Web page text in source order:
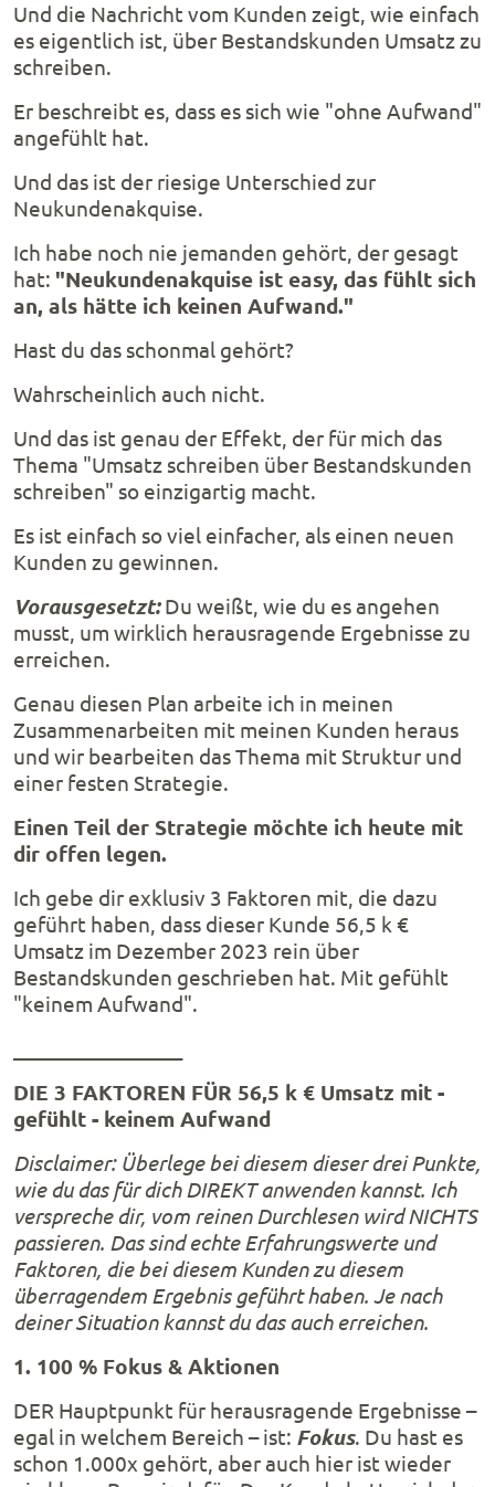
Und die Nachricht vom Kunden zeigt, wie einfach
es eigentlich ist, über Bestandskunden Umsatz zu
schreiben.
Er beschreibt es, dass es sich wie "ohne Aufwand"
angefühlt hat.
Und das ist der riesige Unterschied zur
Neukundenakquise.
Ich habe noch nie jemanden gehört, der gesagt
hat: "Neukundenakquise ist easy, das fühlt sich
an, als hätte ich keinen Aufwand."
Hast du das schonmal gehört?
Wahrscheinlich auch nicht.
Und das ist genau der Effekt, der für mich das
Thema "Umsatz schreiben über Bestandskunden
schreiben" so einzigartig macht.
Es ist einfach so viel einfacher, als einen neuen
Kunden zu gewinnen.
Vorausgesetzt:Du weißt, wie du es angehen
musst, um wirklich herausragende Ergebnisse zu
erreichen.
Genau diesen Plan arbeite ich in meinen
Zusammenarbeiten mit meinen Kunden heraus
und wir bearbeiten das Thema mit Struktur und
einer festen Strategie.
Einen Teil der Strategie möchte ich heute mit
dir offen legen.
Ich gebe dir exklusiv 3 Faktoren mit, die dazu
geführt haben, dass dieser Kunde 56,5 k €
Umsatz im Dezember 2023 rein über
Bestandskunden geschrieben hat. Mit gefühlt
"keinem Aufwand".
DIE 3 FAKTOREN FÜR 56,5 k € Umsatz mit -
gefühlt - keinem Aufwand
Disclaimer: Überlege bei diesem dieser drei Punkte,
wie du das für dich DIREKT anwenden kannst. Ich
verspreche dir, vom reinen Durchlesen wird NICHTS
passieren. Das sind echte Erfahrungswerte und
Faktoren, die bei diesem Kunden zu diesem
überragendem Ergebnis geführt haben. Je nach
deiner Situation kannst du das auch erreichen.
1. 100 % Fokus & Aktionen
DER Hauptpunkt für herausragende Ergebnisse –
egal in welchem Bereich – ist: Fokus. Du hast es
schon 1.000x gehört, aber auch hier ist wieder